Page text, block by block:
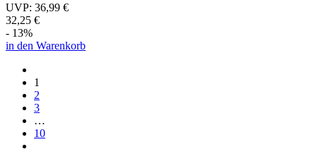
UVP: 36,99 €
32,25 €
- 13%
in den Warenkorb
1
2
3
…
10